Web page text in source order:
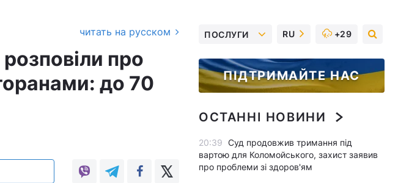
читать на русском
про
до 70
ПОСЛУГИ RU +29
ПІДТРИМАЙТЕ НАС
ОСТАННІ НОВИНИ
20:39 Суд продовжив тримання під
вартою для Коломойського, захист заявив
про проблеми зі здоров'ям